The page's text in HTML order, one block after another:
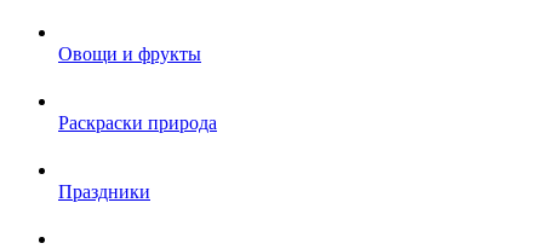
Овощи и фрукты
Раскраски природа
Праздники